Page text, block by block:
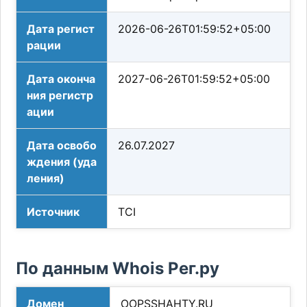
Дата регист
рации
2026-06-26T01:59:52+05:00
Дата оконча
ния регистр
ации
2027-06-26T01:59:52+05:00
Дата освобо
ждения (уда
ления)
26.07.2027
Источник TCI
По данным Whois Рег.ру
Домен OOPSSHAHTY.RU